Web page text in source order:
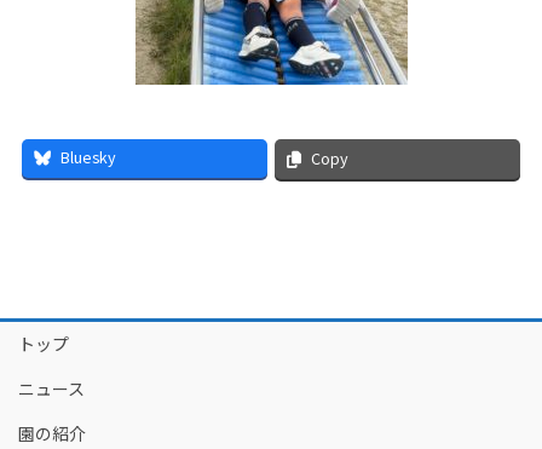
Bluesky Copy
トップ
ニュース
園の紹介